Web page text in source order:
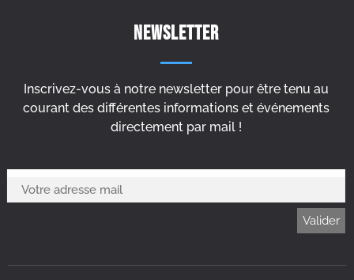
Newsletter
Inscrivez-vous à notre newsletter pour être tenu au
courant des différentes informations et événements
directement par mail !